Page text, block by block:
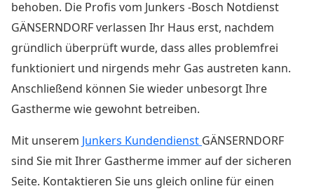
behoben. Die Profis vom Junkers -Bosch Notdienst
GÄNSERNDORF verlassen Ihr Haus erst, nachdem
gründlich überprüft wurde, dass alles problemfrei
funktioniert und nirgends mehr Gas austreten kann.
Anschließend können Sie wieder unbesorgt Ihre
Gastherme wie gewohnt betreiben.
Mit unserem Junkers Kundendienst GÄNSERNDORF
sind Sie mit Ihrer Gastherme immer auf der sicheren
Seite. Kontaktieren Sie uns gleich online für einen